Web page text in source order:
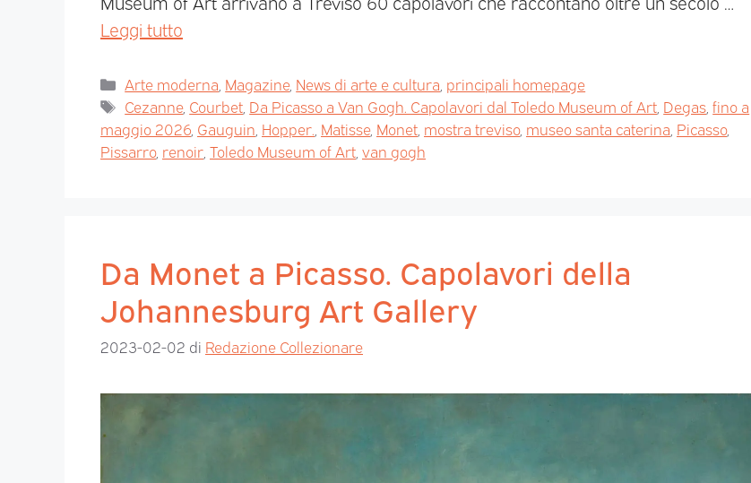
Leggi tutto
Arte moderna Magazine, News di arte e cultura principali homepage
Cezanne, Courbet Da Picasso a Van Gogh. Capolavori dal Toledo Museum of Art Degas ,fino a
maggio 2026 Gauguin Hopper. Matisse, Monet mostra treviso, museo santa caterina Picasso,
Pissarro, renoir Toledo Museum of Art van gogh
Da Monet a Picasso. Capolavori della
Johannesburg Art Gallery
2023-02-02 di Redazione Collezionare